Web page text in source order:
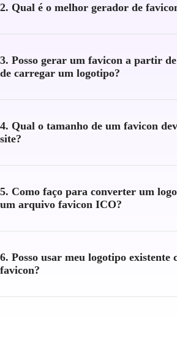
2. Qual é o melhor gerador de
3. Posso gerar um favicon a partir
de carregar um logotipo?
4. Qual o tamanho de um favicon
site?
5. Como faço para converter um
um arquivo favicon ICO?
6. Posso usar meu logotipo existente
favicon?